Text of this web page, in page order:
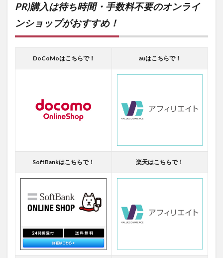
PR)購入は待ち時間・手数料不要のオンライ
ンショップがおすすめ！
DoCoMoはこちらで！ auはこちらで！
SoftBankはこちらで！ 楽天はこちらで！